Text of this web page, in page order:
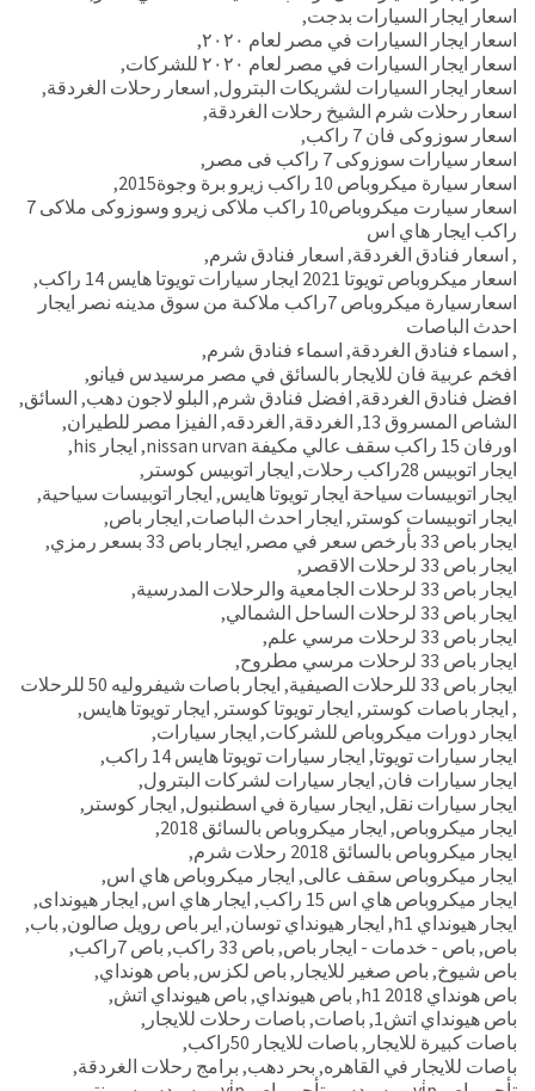
اسعار ايجار السيارات بدجت,
اسعار ايجار السيارات في مصر لعام ٢٠٢٠
,
اسعار ايجار السيارات في مصر لعام ٢٠٢٠ للشركات
,
اسعار ايجار السيارات لشريكات البترول, اسعار رحلات الغردقة,
اسعار رحلات شرم الشيخ رحلات الغردقة,
اسعار سوزوكى فان 7 راكب
,
اسعار سيارات سوزوكى 7 راكب فى مصر
,
اسعار سيارة ميكروباص 10 راكب زيرو برة وجوة2015
,
اسعار سيارت ميكروباص10 راكب ملاكى زيرو وسوزوكى ملاكى 7
راكب ايجار هاي اس
, اسعار فنادق الغردقة, اسعار فنادق شرم,
اسعار ميكروباص تويوتا 2021 ايجار سيارات تويوتا هايس 14 راكب
,
اسعارسيارة ميكروباص 7راكب ملاكىة من سوق مدينه نصر ايجار
احدث الباصات
, اسماء فنادق الغردقة, اسماء فنادق شرم,
افخم عربية فان للايجار بالسائق في مصر مرسيدس فيانو,
افضل فنادق الغردقة, افضل فنادق شرم, البلو لاجون دهب, السائق,
الشاص المسروق 13
, الغردقة, الغردقه, الفيزا مصر للطيران,
اورفان 15 راكب سقف عالي مكيفة nissan urvan
, ايجار his
,
ايجار اتوبيس 28راكب رحلات
, ايجار اتوبيس كوستر ,
ايجار اتوبيسات سياحة ايجار تويوتا هايس, ايجار اتوبيسات سياحية,
ايجار اتوبيسات كوستر , ايجار احدث الباصات, ايجار باص,
ايجار باص 33 بأرخص سعر في مصر
, ايجار باص 33 بسعر رمزي
,
ايجار باص 33 لرحلات الاقصر
,
ايجار باص 33 لرحلات الجامعية والرحلات المدرسية
,
ايجار باص 33 لرحلات الساحل الشمالي
,
ايجار باص 33 لرحلات مرسي علم
,
ايجار باص 33 لرحلات مرسي مطروح
,
ايجار باص 33 للرحلات الصيفية
, ايجار باصات شيفروليه 50 للرحلات
, ايجار باصات كوستر , ايجار تويوتا كوستر , ايجار تويوتا هايس,
ايجار دورات ميكروباص للشركات, ايجار سيارات,
ايجار سيارات تويوتا, ايجار سيارات تويوتا هايس 14 راكب
,
ايجار سيارات فان, ايجار سيارات لشركات البترول,
ايجار سيارات نقل, ايجار سيارة في اسطنبول, ايجار كوستر ,
ايجار ميكروباص, ايجار ميكروباص بالسائق 2018
,
ايجار ميكروباص بالسائق 2018 رحلات شرم
,
ايجار ميكروباص سقف عالى, ايجار ميكروباص هاي اس,
ايجار ميكروباص هاي اس 15 راكب
, ايجار هاي اس, ايجار هيونداى,
ايجار هيونداي h1
, ايجار هيونداي توسان, اير باص رويل صالون, باب,
باص, باص - خدمات - ايجار باص, باص 33 راكب , باص 7راكب
,
باص شيوخ, باص صغير للايجار , باص لكزس, باص هونداي,
باص هونداي h1 2018
, باص هيونداي, باص هيونداي اتش,
باص هيونداي اتش1 , باصات, باصات رحلات للايجار ,
باصات كبيرة للايجار , باصات للايجار 50راكب
,
باصات للايجار في القاهره, بحر دهب, برامج رحلات الغردقة,